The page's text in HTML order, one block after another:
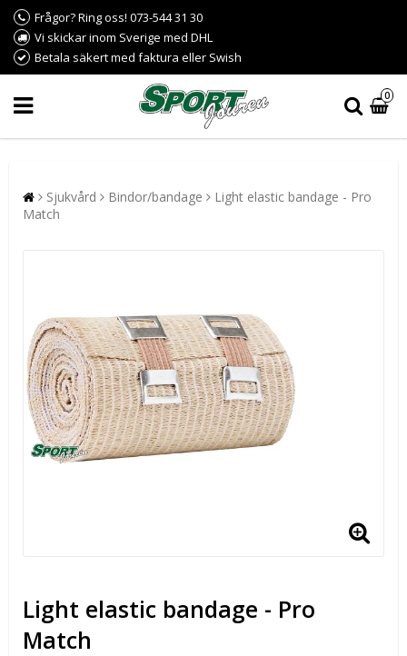
Frågor? Ring oss! 073-544 31 30
Vi skickar inom Sverige med DHL
Betala säkert med faktura eller Swish
0
Sjukvård Bindor/bandage
Light elastic bandage - Pro
Match
Light elastic bandage - Pro
Match